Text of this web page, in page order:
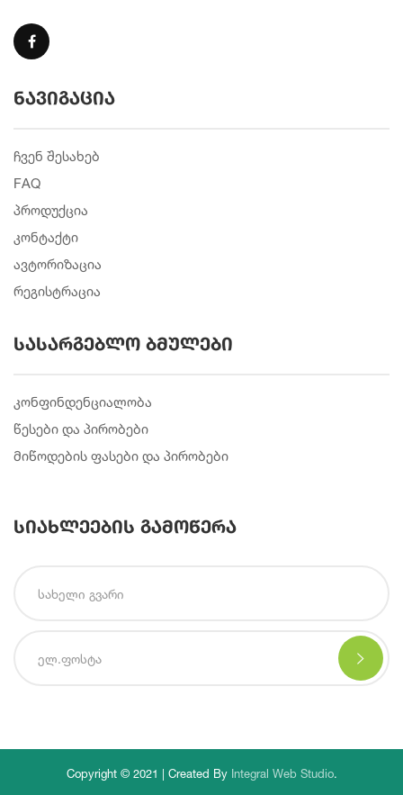
ნავიგაცია
ჩვენ შესახებ
FAQ
პროდუქცია
კონტაქტი
ავტორიზაცია
რეგისტრაცია
სასარგებლო ბმულები
კონფინდენციალობა
წესები და პირობები
მიწოდების ფასები და პირობები
სიახლეების გამოწერა
Copyright © 2021 | Created By Integral Web Studio.